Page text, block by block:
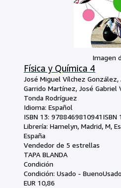
Imagen
Física y Química 4
José Miguel Vílchez González,
Garrido Martínez, José Gabriel
Tonda Rodríguez
Idioma: Español
ISBN 13: 9788469810941ISBN
Librería: Hamelyn, Madrid, M,
España
Vendedor de 5 estrellas
TAPA BLANDA
Condición
Condición: Usado - Bueno
EUR 10,86